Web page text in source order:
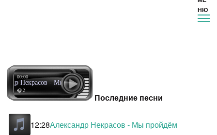
Некрасов - Мы пройдём
00:00
🎧 2
Последние песни
12:28Александр Некрасов - Мы пройдём